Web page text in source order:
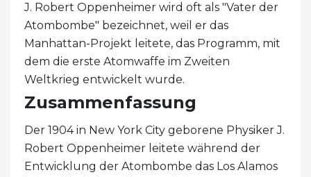
J. Robert Oppenheimer wird oft als "Vater der
Atombombe" bezeichnet, weil er das
Manhattan-Projekt leitete, das Programm, mit
dem die erste Atomwaffe im Zweiten
Weltkrieg entwickelt wurde.
Zusammenfassung
Der 1904 in New York City geborene Physiker J.
Robert Oppenheimer leitete während der
Entwicklung der Atombombe das Los Alamos